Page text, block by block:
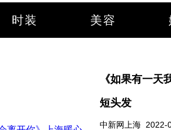
时装 美容
《如果有一
短头发
中新网上海 2022-